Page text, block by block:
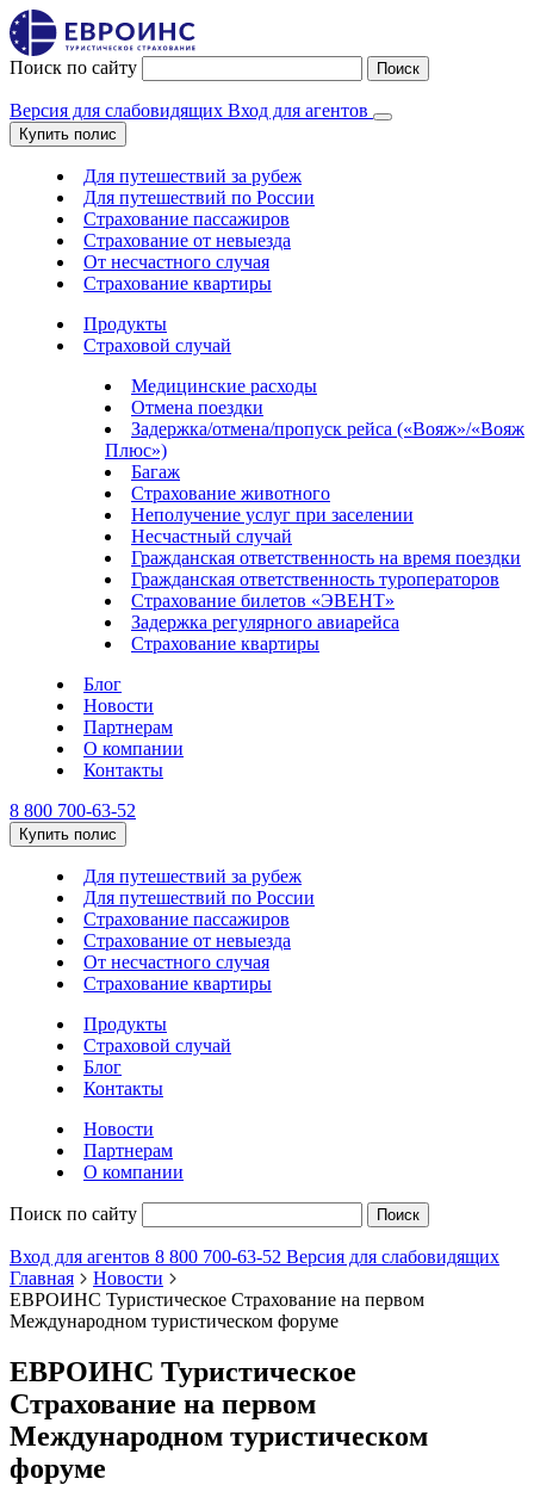
Поиск по сайту Поиск
Версия для слабовидящих Вход для агентов
Купить полис
Для путешествий за рубеж
Для путешествий по России
Страхование пассажиров
Страхование от невыезда
От несчастного случая
Страхование квартиры
Продукты
Страховой случай
Медицинские расходы
Отмена поездки
Задержка/отмена/пропуск рейса («Вояж»/«Вояж
Плюс»)
Багаж
Страхование животного
Неполучение услуг при заселении
Несчастный случай
Гражданская ответственность на время поездки
Гражданская ответственность туроператоров
Страхование билетов «ЭВЕНТ»
Задержка регулярного авиарейса
Страхование квартиры
Блог
Новости
Партнерам
О компании
Контакты
8 800 700-63-52
Купить полис
Для путешествий за рубеж
Для путешествий по России
Страхование пассажиров
Страхование от невыезда
От несчастного случая
Страхование квартиры
Продукты
Страховой случай
Блог
Контакты
Новости
Партнерам
О компании
Поиск по сайту Поиск
Вход для агентов 8 800 700-63-52 Версия для слабовидящих
Главная
Новости
ЕВРОИНС Туристическое Страхование на первом
Международном туристическом форуме
ЕВРОИНС Туристическое
Страхование на первом
Международном туристическом
форуме